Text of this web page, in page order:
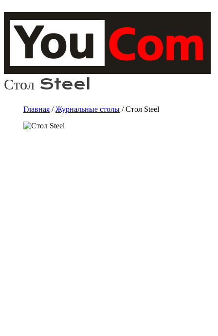
Стол Steel
Главная /Журнальные столы / Стол Steel